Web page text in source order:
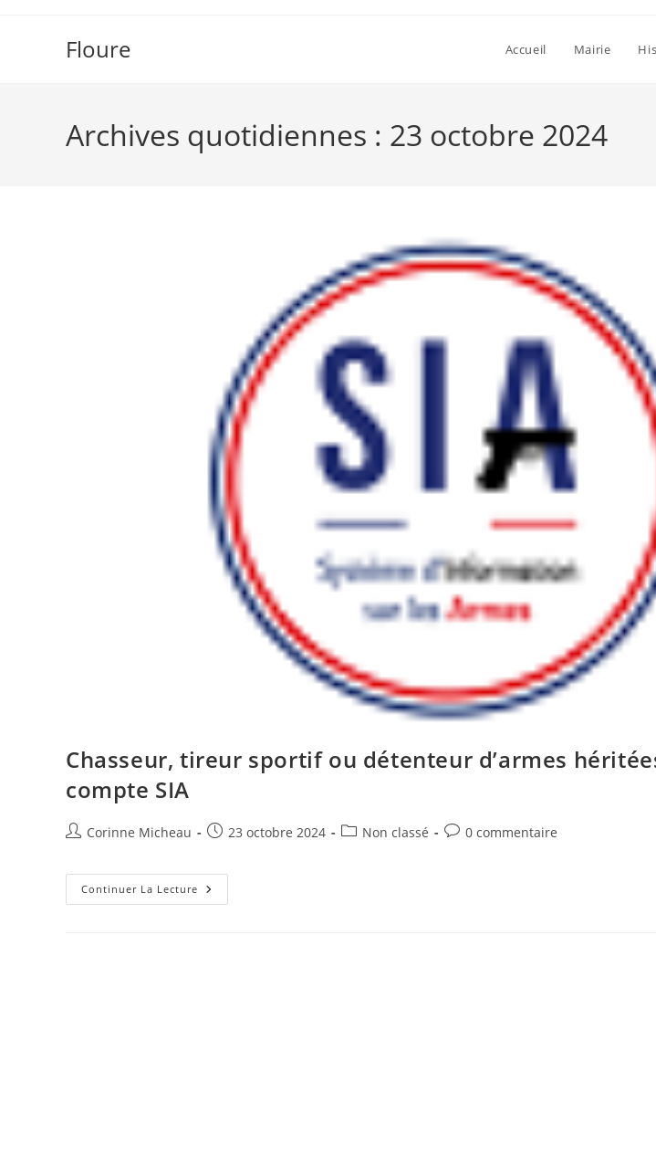
Floure Accueil Mairie
Archives quotidiennes : 23 octobre 2024
Chasseur, tireur sportif ou détenteur d’armes
compte SIA
Auteur/autrice
la
publication :
Corinne Micheau
Publication
23 octobre 2024
PostNon classé
Commentaires
0 commentaire
Continuer La Lecture Chasseur,
Tireur